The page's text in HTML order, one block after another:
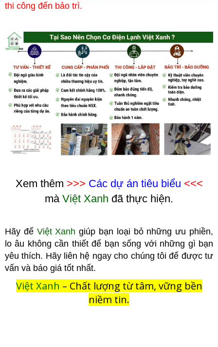
thi công đến bảo trì.
Xem thêm >>> Các dự án tiêu biểu <<<
mà Việt Xanh đã thực hiện.
Hãy để Việt Xanh giúp bạn loại bỏ những ưu phiền,
lo âu không cần thiết để bạn sống với những gì bạn
yêu thích. Hãy liên hệ ngay cho chúng tôi để được tư
vấn và báo giá tốt nhất.
Việt Xanh – Chất lượng từ tâm, vững bền
niềm tin.